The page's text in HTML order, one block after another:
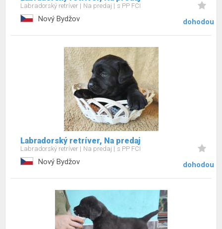
Labradorský retríver Na predaj s PP FCI
Nový Bydžov dohodou
Labradorský retríver, Na predaj
Labradorský retríver Na predaj s PP FCI
Nový Bydžov dohodou